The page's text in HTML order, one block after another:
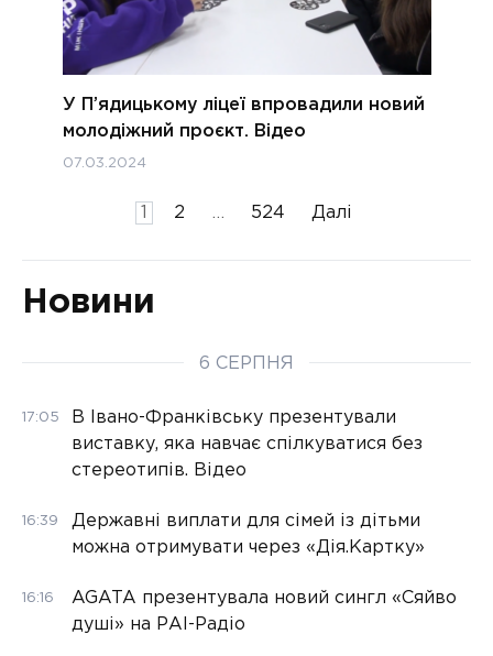
У П’ядицькому ліцеї впровадили новий
молодіжний проєкт. Відео
07.03.2024
2 … 524 Далі
Новини
6 СЕРПНЯ
17:05
В Івано-Франківську презентували
виставку, яка навчає спілкуватися без
стереотипів. Відео
16:39
Державні виплати для сімей із дітьми
можна отримувати через «Дія.Картку»
16:16
AGATA презентувала новий сингл «Сяйво
душі» на РАІ-Радіо